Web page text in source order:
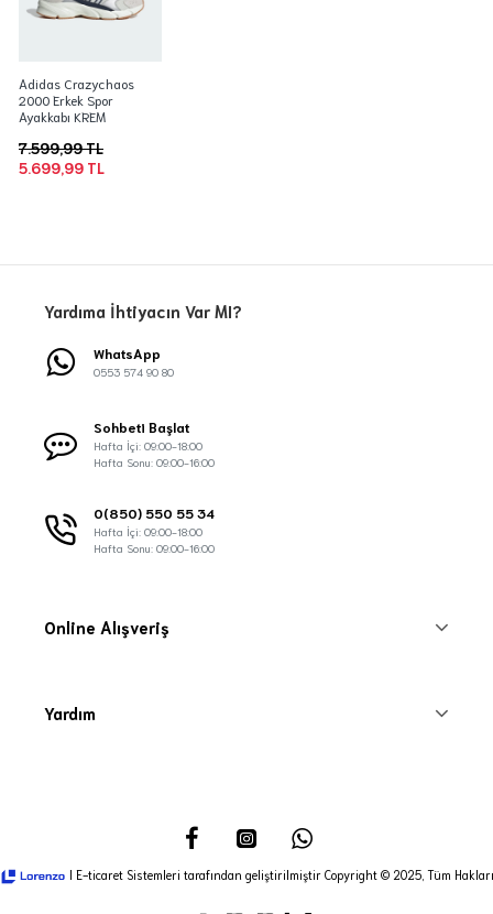
Adidas Crazychaos
2000 Erkek Spor
Ayakkabı KREM
5.699,99 TL
7.599,99 TL
Yardıma İhtiyacın Var MI?
WhatsApp
0553 574 90 80
Sohbeti Başlat
Hafta İçi: 09:00-18:00
Hafta Sonu: 09:00-16:00
0(850) 550 55 34
Hafta İçi: 09:00-18:00
Hafta Sonu: 09:00-16:00
Online Alışveriş
Yardım
I E-ticaret Sistemleri tarafından geliştirilmiştir Copyright © 2025, Tüm Hakları